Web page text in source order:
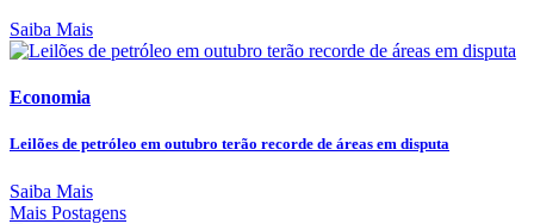
Saiba Mais
Economia
Leilões de petróleo em outubro terão recorde de áreas em disputa
Saiba Mais
Mais Postagens